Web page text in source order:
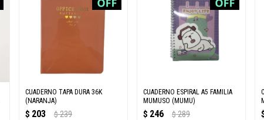
CUADERNO TAPA DURA 36K
(NARANJA)
$ 203 $ 239
CUADERNO ESPIRAL A5 FAMILIA
MUMUSO (MUMU)
$ 246 $ 289